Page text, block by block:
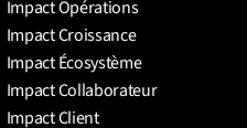
Impact Opérations
Impact Croissance
Impact Écosystème
Impact Collaborateur
Impact Client